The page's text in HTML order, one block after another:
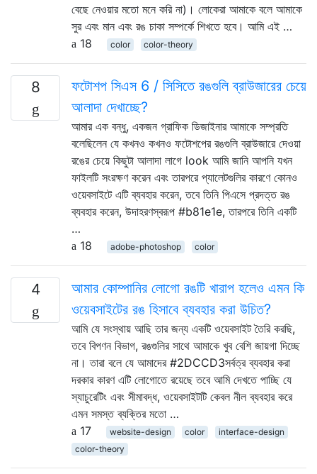
বেছে নেওয়ার মতো মনে করি না)। লোকেরা আমাকে বলে আমাকে
সুর এবং মান এবং রঙ চাকা সম্পর্কে শিখতে হবে। আমি এই …
18
color color-theory
8
ফটোশপ সিএস 6 / সিসিতে রঙগুলি ব্রাউজারের চেয়ে
আলাদা দেখাচ্ছে?
আমার এক বন্ধু, একজন গ্রাফিক ডিজাইনার আমাকে সম্প্রতি
বলেছিলেন যে কখনও কখনও ফটোশপের রঙগুলি ব্রাউজারে দেওয়া
রঙের চেয়ে কিছুটা আলাদা লাগে look আমি জানি আপনি যখন
ফাইলটি সংরক্ষণ করেন এবং তারপরে প্যালেটগুলির কারণে কোনও
ওয়েবসাইটে এটি ব্যবহার করেন, তবে তিনি পিএসে প্রদত্ত রঙ
ব্যবহার করেন, উদাহরণস্বরূপ #b81e1e, তারপরে তিনি একটি
…
18
adobe-photoshop color
4
আমার কোম্পানির লোগো রঙটি খারাপ হলেও এমন কি
ওয়েবসাইটের রঙ হিসাবে ব্যবহার করা উচিত?
আমি যে সংস্থায় আছি তার জন্য একটি ওয়েবসাইট তৈরি করছি,
তবে বিপণন বিভাগ, রঙগুলির সাথে আমাকে খুব বেশি জায়গা দিচ্ছে
না। তারা বলে যে আমাদের #2DCCD3সর্বত্র ব্যবহার করা
দরকার কারণ এটি লোগোতে রয়েছে তবে আমি দেখতে পাচ্ছি যে
স্যাচুরেটিং এবং সীমাবদ্ধ, ওয়েবসাইটটি কেবল নীল ব্যবহার করে
এমন সমস্ত ব্যক্তির মতো …
17
website-design color
interface-design
color-theory